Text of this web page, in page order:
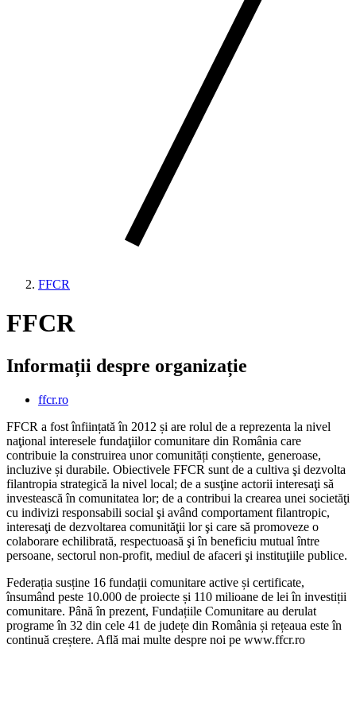
FFCR
FFCR
Informații despre organizație
ffcr.ro
FFCR a fost înființată în 2012 și are rolul de a reprezenta la nivel
naţional interesele fundaţiilor comunitare din România care
contribuie la construirea unor comunități conștiente, generoase,
incluzive și durabile. Obiectivele FFCR sunt de a cultiva şi dezvolta
filantropia strategică la nivel local; de a susţine actorii interesaţi să
investească în comunitatea lor; de a contribui la crearea unei societăţi
cu indivizi responsabili social şi având comportament filantropic,
interesaţi de dezvoltarea comunităţii lor şi care să promoveze o
colaborare echilibrată, respectuoasă şi în beneficiu mutual între
persoane, sectorul non-profit, mediul de afaceri şi instituţiile publice.
Federația susține 16 fundații comunitare active și certificate,
însumând peste 10.000 de proiecte și 110 milioane de lei în investiții
comunitare. Până în prezent, Fundațiile Comunitare au derulat
programe în 32 din cele 41 de județe din România și rețeaua este în
continuă creștere. Află mai multe despre noi pe www.ffcr.ro